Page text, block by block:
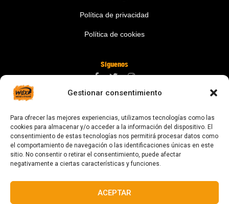
Gestionar consentimiento
Para ofrecer las mejores experiencias, utilizamos tecnologías como las
cookies para almacenar y/o acceder a la información del dispositivo. El
consentimiento de estas tecnologías nos permitirá procesar datos como
el comportamiento de navegación o las identificaciones únicas en este
sitio. No consentir o retirar el consentimiento, puede afectar
negativamente a ciertas características y funciones.
ACEPTAR
Política de privacidad
Política de cookies
Síguenos
digital@zonawind.com
Av. de la Mare de Déu de Montserrat, 115
08024 Barcelona